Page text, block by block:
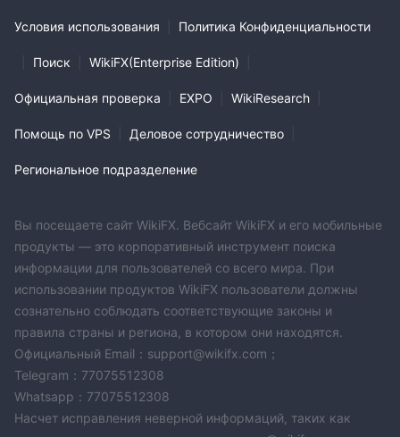
Условия использования Политика Конфиденциальности
Поиск WikiFX(Enterprise Edition)
Официальная проверка EXPO WikiResearch
Помощь по VPS Деловое сотрудничество
Региональное подразделение
Вы посещаете сайт WikiFX. Вебсайт WikiFX и его мобильные
продукты — это корпоративный инструмент поиска
информации для пользователей со всего мира. При
использовании продуктов WikiFX пользователи должны
сознательно соблюдать соответствующие законы и
правила страны и региона, в котором они находятся.
Официальный Email：support@wikifx.com；
Telegram：77075512308
Whatsapp：77075512308
Насчет исправления неверной информаций, таких как